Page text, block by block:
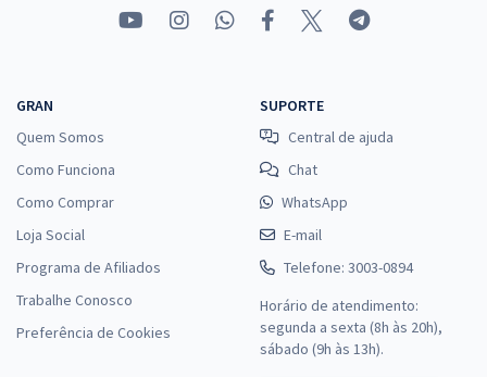
GRAN
Quem Somos
Como Funciona
Como Comprar
Loja Social
Programa de Afiliados
Trabalhe Conosco
Preferência de Cookies
SUPORTE
Central de ajuda
Chat
WhatsApp
E-mail
Telefone: 3003-0894
Horário de atendimento:
segunda a sexta (8h às 20h),
sábado (9h às 13h).